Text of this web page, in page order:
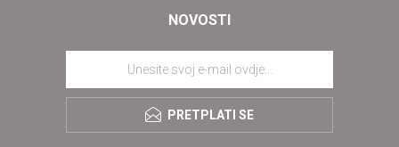
NOVOSTI
PRETPLATI SE